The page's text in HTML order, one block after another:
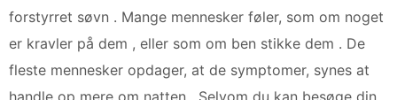
forstyrret søvn . Mange mennesker føler, som om noget
er kravler på dem , eller som om ben stikke dem . De
fleste mennesker opdager, at de symptomer, synes at
handle op mere om natten . Selvom du kan besøge din